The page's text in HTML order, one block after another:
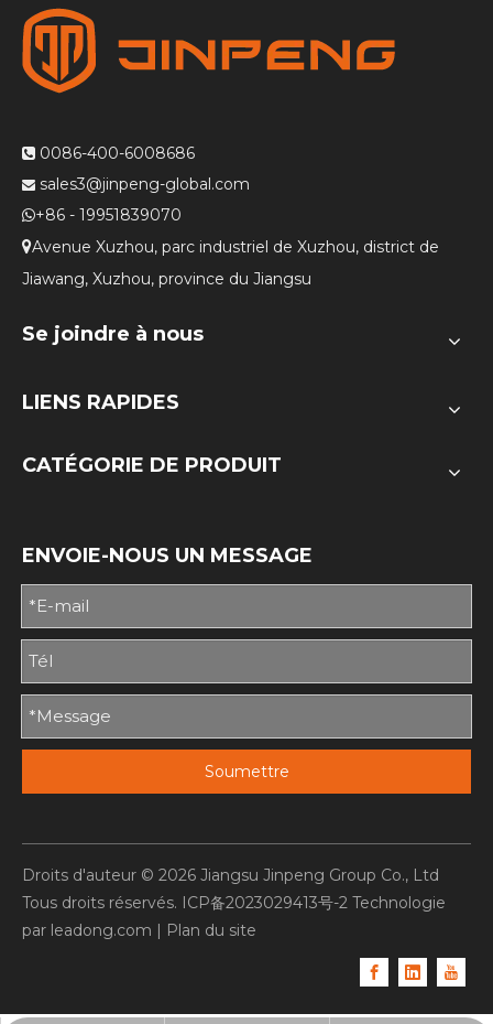
 0086-400-6008686
 sales3@jinpeng-global.com
+86 - 19951839070
Avenue Xuzhou, parc industriel de Xuzhou, district de
Jiawang, Xuzhou, province du Jiangsu
Se joindre à nous
LIENS RAPIDES
CATÉGORIE DE PRODUIT
ENVOIE-NOUS UN MESSAGE
Soumettre
Droits d'auteur © 2026 Jiangsu Jinpeng Group Co., Ltd
Tous droits réservés. ICP备2023029413号-2 Technologie
par leadong.com | Plan du site